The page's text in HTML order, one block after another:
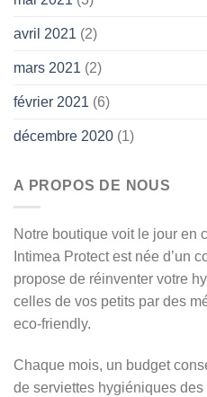
avril 2021 (2)
mars 2021 (2)
février 2021 (6)
décembre 2020 (1)
A PROPOS DE NOUS
Notre boutique voit le jour en
Intimea Protect est née d’un
propose de réinventer votre
celles de vos petits par des
eco-friendly.
Chaque mois, un budget
de serviettes hygiéniques